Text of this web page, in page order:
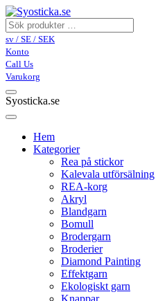
sv / SE / SEK
Konto
Call Us
Varukorg
Syosticka.se
Hem
Kategorier
Rea på stickor
Kalevala utförsälning
REA-korg
Akryl
Blandgarn
Bomull
Brodergarn
Broderier
Diamond Painting
Effektgarn
Ekologiskt garn
Knappar